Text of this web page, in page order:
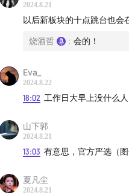
“英国电影大师展”正在火热
图米纳斯导演，金星主演
皮娜·鲍什
| 相关报道 |
纽约时报报道“禁书运动”：
Here’s What They Say.
2024.8.21
以后新板块的十点跳台也会
烧酒哲 : 会的！
Eva_
2024.8.22
18:02 工作日大早上没什么人
山下郭
2024.8.21
13:03 有意思，官方严选（图
夏凡尘
2024.8.21